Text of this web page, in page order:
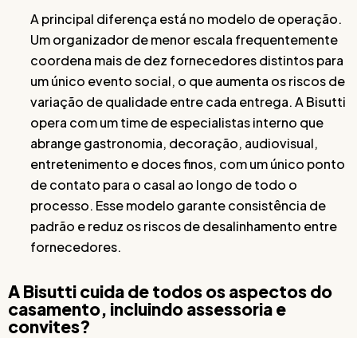
A principal diferença está no modelo de operação.
Um organizador de menor escala frequentemente
coordena mais de dez fornecedores distintos para
um único evento social, o que aumenta os riscos de
variação de qualidade entre cada entrega. A Bisutti
opera com um time de especialistas interno que
abrange gastronomia, decoração, audiovisual,
entretenimento e doces finos, com um único ponto
de contato para o casal ao longo de todo o
processo. Esse modelo garante consistência de
padrão e reduz os riscos de desalinhamento entre
fornecedores.
A Bisutti cuida de todos os aspectos do
casamento, incluindo assessoria e
convites?